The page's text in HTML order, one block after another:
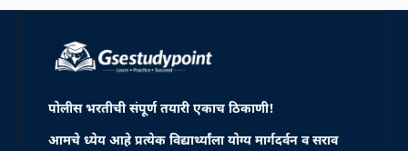
पोलीस भरतीची संपूर्ण तयारी एकाच ठिकाणी!
आमचे ध्येय आहे प्रत्येक विद्यार्थ्यांला योग्य मार्गदर्वन व सराव